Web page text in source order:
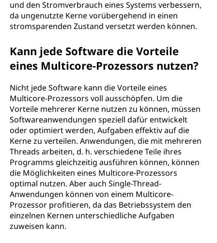
und den Stromverbrauch eines Systems verbessern,
da ungenutzte Kerne vorübergehend in einen
stromsparenden Zustand versetzt werden können.
Kann jede Software die Vorteile
eines Multicore-Prozessors nutzen?
Nicht jede Software kann die Vorteile eines
Multicore-Prozessors voll ausschöpfen. Um die
Vorteile mehrerer Kerne nutzen zu können, müssen
Softwareanwendungen speziell dafür entwickelt
oder optimiert werden, Aufgaben effektiv auf die
Kerne zu verteilen. Anwendungen, die mit mehreren
Threads arbeiten, d. h. verschiedene Teile ihres
Programms gleichzeitig ausführen können, können
die Möglichkeiten eines Multicore-Prozessors
optimal nutzen. Aber auch Single-Thread-
Anwendungen können von einem Multicore-
Prozessor profitieren, da das Betriebssystem den
einzelnen Kernen unterschiedliche Aufgaben
zuweisen kann.